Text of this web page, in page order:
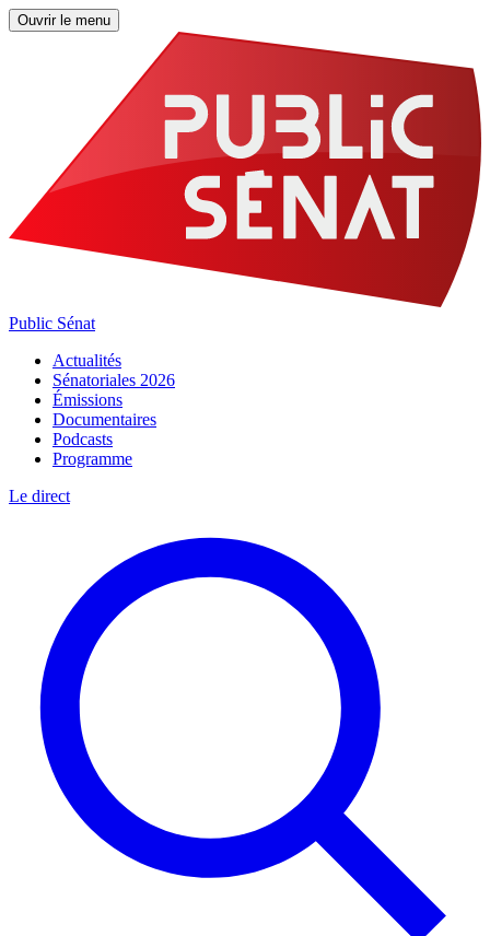
Ouvrir le menu
Public Sénat
Actualités
Sénatoriales 2026
Émissions
Documentaires
Podcasts
Programme
Le direct